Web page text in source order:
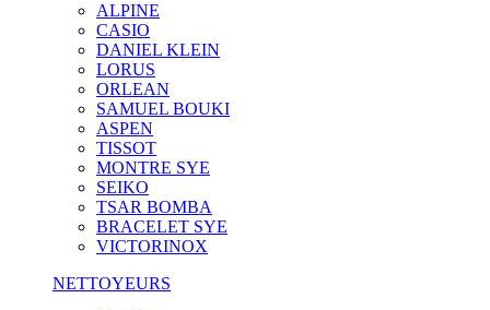
ALPINE
CASIO
DANIEL KLEIN
LORUS
ORLEAN
SAMUEL BOUKI
ASPEN
TISSOT
MONTRE SYE
SEIKO
TSAR BOMBA
BRACELET SYE
VICTORINOX
NETTOYEURS